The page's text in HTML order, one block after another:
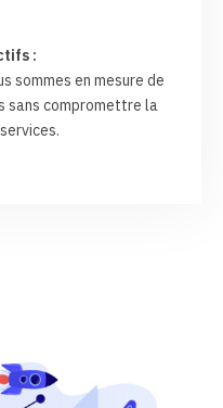
:
sommes en mesure de
compromettre la